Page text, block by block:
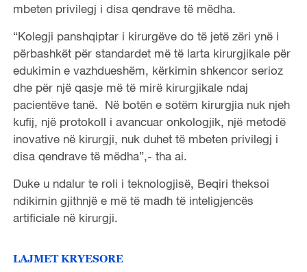
mbeten privilegj i disa qendrave të mëdha.
“Kolegji panshqiptar i kirurgëve do të jetë zëri ynë i
përbashkët për standardet më të larta kirurgjikale për
edukimin e vazhdueshëm, kërkimin shkencor serioz
dhe për një qasje më të mirë kirurgjikale ndaj
pacientëve tanë. Në botën e sotëm kirurgjia nuk njeh
kufij, një protokoll i avancuar onkologjik, një metodë
inovative në kirurgji, nuk duhet të mbeten privilegj i
disa qendrave të mëdha”,- tha ai.
Duke u ndalur te roli i teknologjisë, Beqiri theksoi
ndikimin gjithnjë e më të madh të inteligjencës
artificiale në kirurgji.
LAJMET KRYESORE